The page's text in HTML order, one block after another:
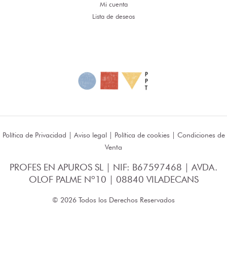
Mi cuenta
Lista de deseos
Política de Privacidad | Aviso legal| Política de cookies | Condiciones de
Venta
PROFES EN APUROS SL | NIF: B67597468 | AVDA.
OLOF PALME Nº10 | 08840 VILADECANS
© 2026 Todos los Derechos Reservados